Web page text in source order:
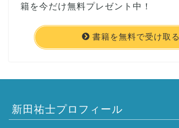
籍を今だけ無料プレゼント中！
書籍を無料で受け取る
新田祐士プロフィール